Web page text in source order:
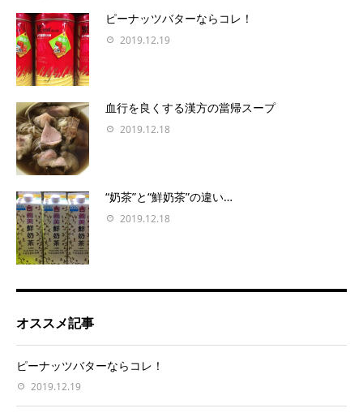
ピーナッツバターならコレ！
2019.12.19
血行を良くする漢方の當帰スープ
2019.12.18
“奶茶”と“鮮奶茶”の違い…
2019.12.18
オススメ記事
ピーナッツバターならコレ！
2019.12.19